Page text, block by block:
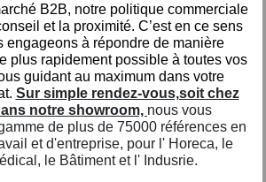
B2B, notre politique commerciale
et la proximité. C’est en ce sens
engageons à répondre de manière
plus rapidement possible à toutes vos
guidant au maximum dans votre
Sur simple rendez-vous,soit chez
notre showroom, nous vous
de plus de 75000 références en
et d'entreprise, pour l' Horeca, le
le Bâtiment et l' Indusrie.